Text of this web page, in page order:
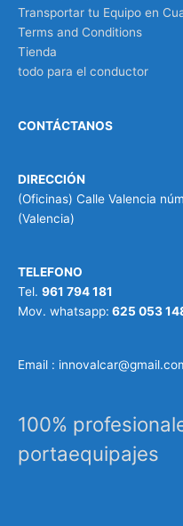
Transportar tu Equipo en
Terms and Conditions
Tienda
todo para el conductor
CONTÁCTANOS
DIRECCIÓN
(Oficinas) Calle Valencia
(Valencia)
TELEFONO
Tel. 961 794 181
Mov. whatsapp: 625 053
Email :
100%
portaequipajes